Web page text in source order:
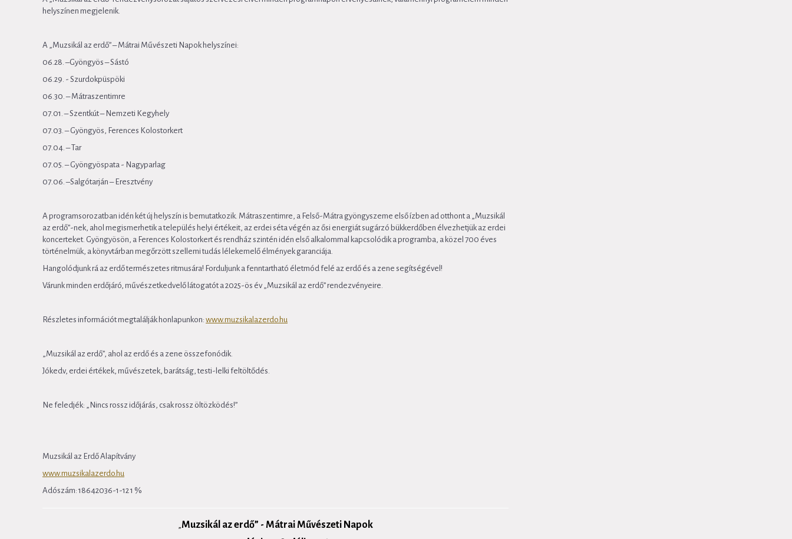
helyszínen megjelenik.
A „Muzsikál az erdő” – Mátrai Művészeti Napok helyszínei:
06.28. –Gyöngyös – Sástó
06.29. - Szurdokpüspöki
06.30. – Mátraszentimre
07.01. – Szentkút – Nemzeti Kegyhely
07.03. – Gyöngyös, Ferences Kolostorkert
07.04. – Tar
07.05. – Gyöngyöspata - Nagyparlag
07.06. –Salgótarján – Eresztvény
A programsorozatban idén két új helyszín is bemutatkozik. Mátraszentimre, a Felső-Mátra gyöngyszeme első ízben ad otthont a „Muzsikál
az erdő”-nek, ahol megismerhetik a település helyi értékeit, az erdei séta végén az ősi energiát sugárzó bükkerdőben élvezhetjük az erdei
koncerteket. Gyöngyösön, a Ferences Kolostorkert és rendház szintén idén első alkalommal kapcsolódik a programba, a közel 700 éves
történelmük, a könyvtárban megőrzött szellemi tudás lélekemelő élmények garanciája.
Hangolódjunk rá az erdő természetes ritmusára! Forduljunk a fenntartható életmód felé az erdő és a zene segítségével!
Várunk minden erdőjáró, művészetkedvelő látogatót a 2025-ös év „Muzsikál az erdő” rendezvényeire.
Részletes információt megtalálják honlapunkon: www.muzsikalazerdo.hu
„Muzsikál az erdő”, ahol az erdő és a zene összefonódik.
Jókedv, erdei értékek, művészetek, barátság, testi-lelki feltöltődés.
Ne feledjék: „Nincs rossz időjárás, csak rossz öltözködés!”
Muzsikál az Erdő Alapítvány
www.muzsikalazerdo.hu
Adószám: 18642036-1-12 1 %
„Muzsikál az erdő” - Mátrai Művészeti Napok